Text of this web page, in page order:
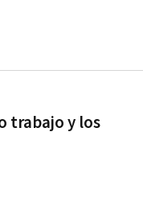
trabajo y los